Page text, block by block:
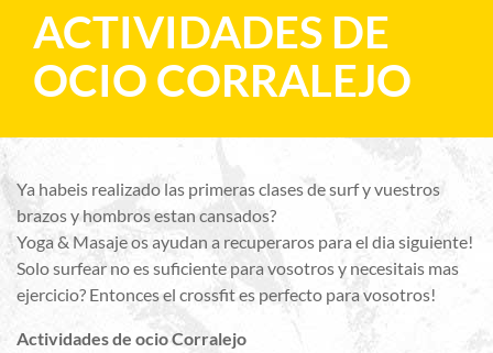
ACTIVIDADES DE
OCIO CORRALEJO
Ya habeis realizado las primeras clases de surf y vuestros
brazos y hombros estan cansados?
Yoga & Masaje os ayudan a recuperaros para el dia siguiente!
Solo surfear no es suficiente para vosotros y necesitais mas
ejercicio? Entonces el crossfit es perfecto para vosotros!
Actividades de ocio Corralejo